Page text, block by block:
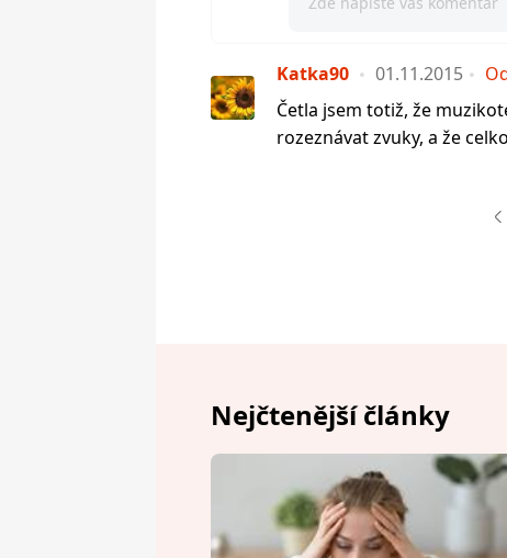
Katka90 01.11.2015
Četla jsem totiž, že
rozeznávat zvuky, a že
Nejčtenější články